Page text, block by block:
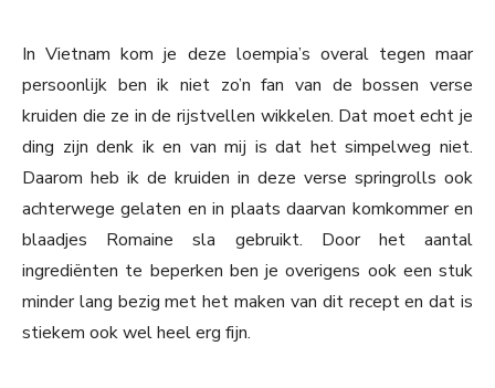
In Vietnam kom je deze loempia’s overal tegen maar
persoonlijk ben ik niet zo’n fan van de bossen verse
kruiden die ze in de rijstvellen wikkelen. Dat moet echt je
ding zijn denk ik en van mij is dat het simpelweg niet.
Daarom heb ik de kruiden in deze verse springrolls ook
achterwege gelaten en in plaats daarvan komkommer en
blaadjes Romaine sla gebruikt. Door het aantal
ingrediënten te beperken ben je overigens ook een stuk
minder lang bezig met het maken van dit recept en dat is
stiekem ook wel heel erg fijn.